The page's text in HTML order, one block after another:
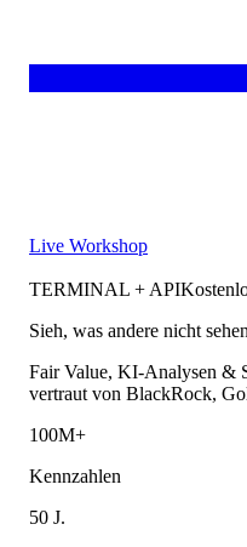
Live Workshop
TERMINAL + API
Sieh, was andere nicht
Fair Value, KI-Analysen &
vertraut von BlackRock,
100M+
Kennzahlen
50 J.